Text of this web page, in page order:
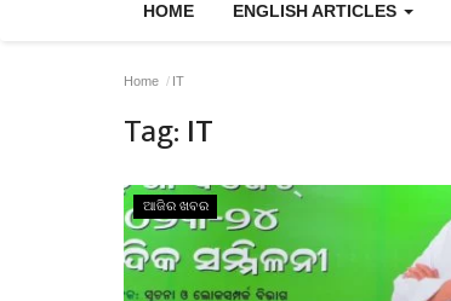
HOME ENGLISH ARTICLES
Home IT
Tag: IT
ଆଜିର ଖବର